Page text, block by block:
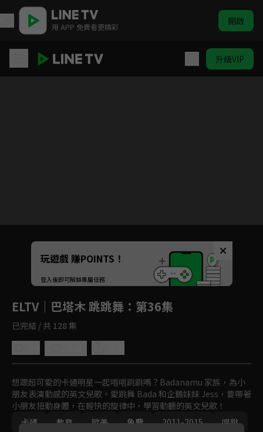
用 APP 免費看更精彩 開啟
升級VIP
Unmute
如有不便請見諒
玩遊戲 賺POINTS！
登入後即可解鎖專屬任務
ELTV｜巴塔木 跳跳舞 ：第36集
已完結 / 共 128 集
想跟超可愛的卡通明星一起唱唱跳跳嗎？Badanamu 家族，為小
朋友表演動感的英文兒歌。愛跳舞 Bada 和企鵝妹妹 Jess，要帶著
小朋友扭動身體，在輕快的旋律中，學習動聽的英文兒歌！
卡通
教育 歐美 免費 2011-2015 唱跳